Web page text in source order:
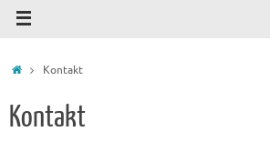
StartKontakt
Kontakt